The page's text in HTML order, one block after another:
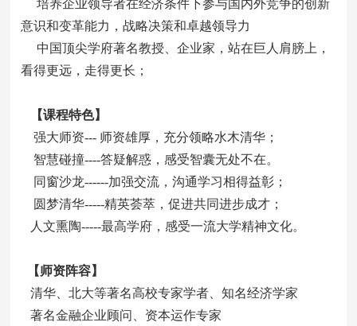
培养企业领导者在经济条件下参与国内外竞争的创新
意识和变革能力，战略决策和卓越领导力
中国顶尖学府著名教授、企业家，站在巨人肩膀上，
看得更远，走得更长；
【课程特色】
强大师资--- 师资雄厚，充分领略水木清华；
智慧碰撞----答疑解惑，感受智囊无处不在。
同窗沙龙------加强交流，沟通学习相得益彰；
圆梦清华-----精英荟萃，促进共同进步成才；
人文熏陶-----最高学府，感受一流大学精神文化。
【师资阵容】
清华、北大等著名高校专家学者、知名经济学家
著名金融企业顾问、资本运作专家